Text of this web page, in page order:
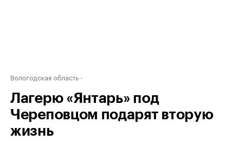
Вологодская область
Лагерю «Янтарь» под
Череповцом подарят вторую
жизнь